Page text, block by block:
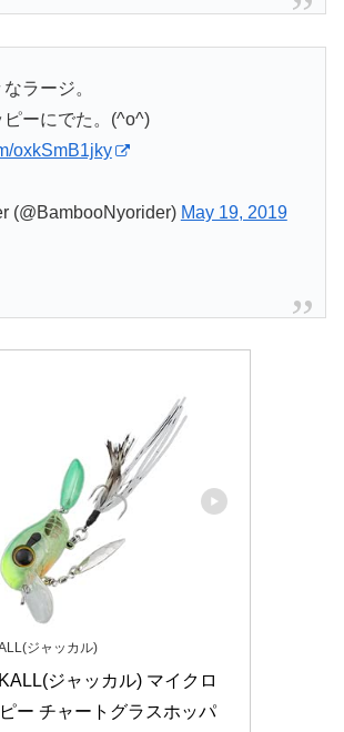
ラージ。
ーにでた。(^o^)
oxkSmB1jky
(@BambooNyorider) May 19, 2019
ジャッカル)
ジャッカル) マイクロ
ー チャートグラスホッパ